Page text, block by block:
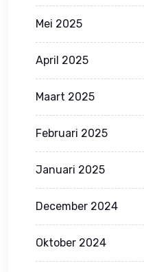
Mei 2025
April 2025
Maart 2025
Februari 2025
Januari 2025
December 2024
Oktober 2024